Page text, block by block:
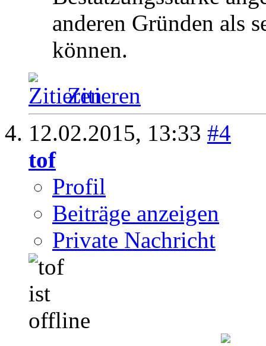
anderen Gründen als
können.
Zitieren
12.02.2015, 13:33 #4
tof
Profil
Beiträge anzeigen
Private Nachricht